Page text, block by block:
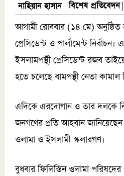
নাহিয়ান হাসান বিশেষ প্রতিবেদন
আগামী রোববার (১৪ মে) অনুষ্ঠিত
প্রেসিডেন্ট ও পার্লামেন্ট নির্বাচন।
ইসলামপন্থী প্রেসিডেন্ট রজব
হতে চলেছে বামপন্থী নেতা
এদিকে এরদোগান ও তার দলকে
জনগণের প্রতি আহবান
ওলামা ও ইসলামী স্কলারগণ।
বুধবার ফিলিস্তিন ওলামা